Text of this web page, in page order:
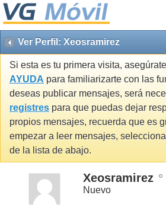
Ver Perfil: Xeosramirez
Si esta es tu primera visita,
AYUDA para familiarizarte con las
deseas publicar mensajes, será
registres para que puedas dejar
propios mensajes, recuerda que es
empezar a leer mensajes,
de la lista de abajo.
Xeosramirez
Nuevo